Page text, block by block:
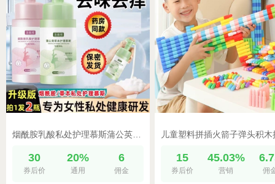
30
券后价
20%
通用
6
佣金
15
券后价
45.03%
营销 佣